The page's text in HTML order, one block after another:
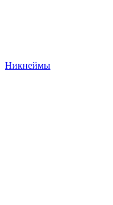
Никнеймы